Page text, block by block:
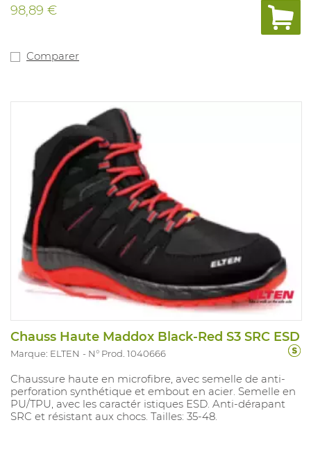
98,89 €
Comparer
Chauss Haute Maddox Black-Red S3 SRC ESD
Marque: ELTEN N° Prod. 1040666
Chaussure haute en microfibre, avec semelle de anti-
perforation synthétique et embout en acier. Semelle en
PU/TPU, avec les caractér istiques ESD. Anti-dérapant
SRC et résistant aux chocs. Tailles: 35-48.